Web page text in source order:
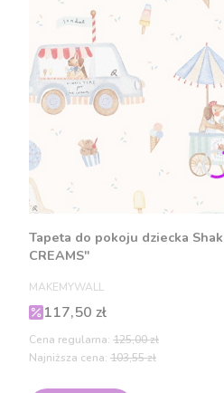
Tapeta do pokoju dziecka
CREAMS"
PRODUCENT
MAKEMYWALL
Cena promocyjna
117,50 zł
Cena regularna: 125,00 zł
Najniższa cena: 103,55 zł